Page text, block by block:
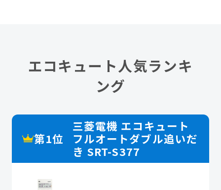
エコキュート人気ランキ
ング
第1位
三菱電機 エコキュート
フルオートダブル追いだ
き SRT-S377